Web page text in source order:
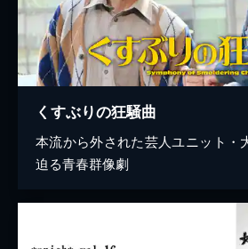
くすぶりの狂騒曲
本流から外された芸人ユニット・
迫る青春群像劇